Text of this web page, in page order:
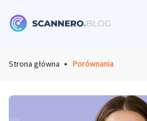
Strona główna Porównania